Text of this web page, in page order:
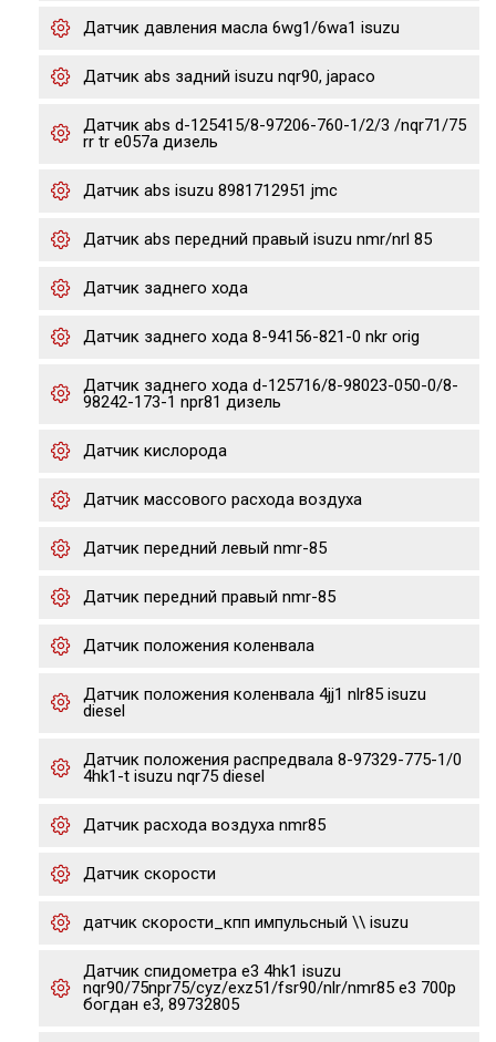
Датчик давления масла 6wg1/6wa1 isuzu
Датчик abs задний isuzu nqr90, japaco
Датчик abs d-125415/8-97206-760-1/2/3 /nqr71/75
rr tr e057a дизель
Датчик abs isuzu 8981712951 jmc
Датчик abs передний правый isuzu nmr/nrl 85
Датчик заднего хода
Датчик заднего хода 8-94156-821-0 nkr orig
Датчик заднего хода d-125716/8-98023-050-0/8-
98242-173-1 npr81 дизель
Датчик кислорода
Датчик массового расхода воздуха
Датчик передний левый nmr-85
Датчик передний правый nmr-85
Датчик положения коленвала
Датчик положения коленвала 4jj1 nlr85 isuzu
diesel
Датчик положения распредвала 8-97329-775-1/0
4hk1-t isuzu nqr75 diesel
Датчик расхода воздуха nmr85
Датчик скорости
датчик скорости_кпп импульсный \\ isuzu
Датчик спидометра е3 4hk1 isuzu
nqr90/75npr75/cyz/exz51/fsr90/nlr/nmr85 e3 700p
богдан е3, 89732805